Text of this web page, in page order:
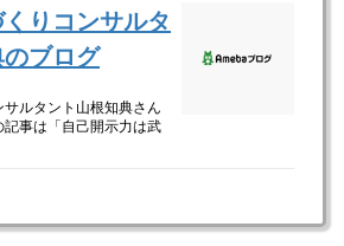
りコンサルタ
ブログ
ルタント山根知典さん
事は「自己開示力は武